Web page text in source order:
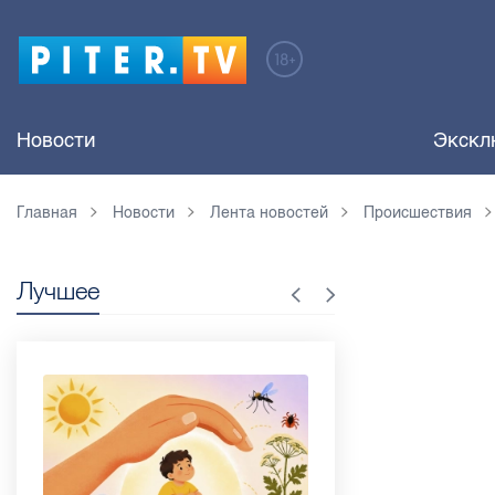
Новости
Главная Новости Лента новостей Происшествия
Лучшее